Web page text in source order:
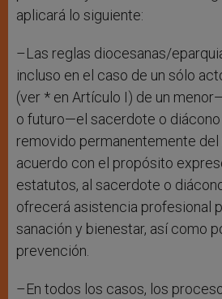
aplicará lo siguiente:
–Las reglas diocesanas/
incluso en el caso de un sólo
(ver * en Artículo I) de un
o futuro—el sacerdote o
removido permanentemente del
acuerdo con el propósito
estatutos, al sacerdote o
ofrecerá asistencia profesional
sanación y bienestar, así como
prevención.
–En todos los casos, los